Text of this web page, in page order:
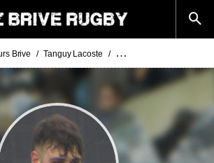
Brive Tanguy Lacoste Photos Tanguy Lacoste